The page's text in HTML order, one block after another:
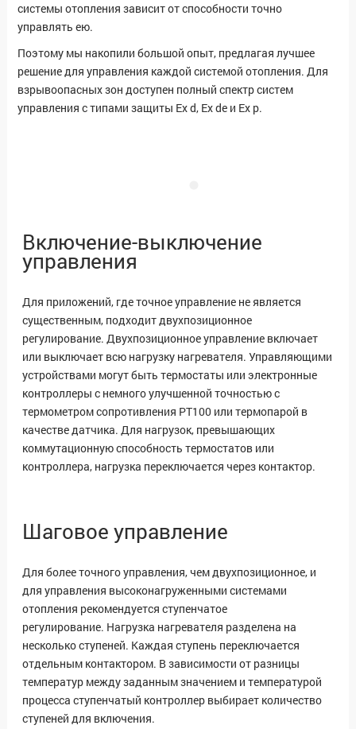
системы отопления зависит от способности точно
управлять ею.
Поэтому мы накопили большой опыт, предлагая лучшее
решение для управления каждой системой отопления. Для
взрывоопасных зон доступен полный спектр систем
управления с типами защиты Ex d, Ex de и Ex p.
Включение-выключение
управления
Для приложений, где точное управление не является
существенным, подходит двухпозиционное
регулирование. Двухпозиционное управление включает
или выключает всю нагрузку нагревателя. Управляющими
устройствами могут быть термостаты или электронные
контроллеры с немного улучшенной точностью с
термометром сопротивления PT100 или термопарой в
качестве датчика. Для нагрузок, превышающих
коммутационную способность термостатов или
контроллера, нагрузка переключается через контактор.
Шаговое управление
Для более точного управления, чем двухпозиционное, и
для управления высоконагруженными системами
отопления рекомендуется ступенчатое
регулирование. Нагрузка нагревателя разделена на
несколько ступеней. Каждая ступень переключается
отдельным контактором. В зависимости от разницы
температур между заданным значением и температурой
процесса ступенчатый контроллер выбирает количество
ступеней для включения.